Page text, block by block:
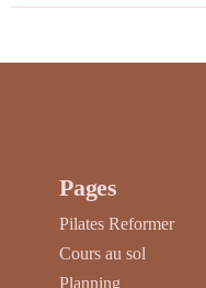
Pages
Pilates Reformer
Cours au sol
Planning